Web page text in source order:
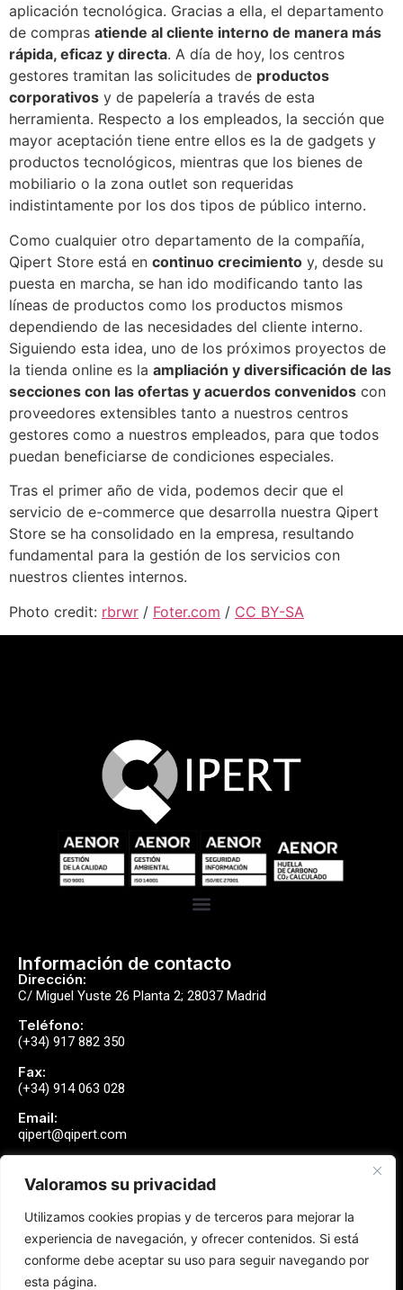
Valoramos su privacidad
Utilizamos cookies propias y de terceros para mejorar la
experiencia de navegación, y ofrecer contenidos. Si está
conforme debe aceptar su uso para seguir navegando por
esta página.
aplicación tecnológica. Gracias a ella, el departamento
de compras atiende al cliente interno de manera más
rápida, eficaz y directa. A día de hoy, los centros
gestores tramitan las solicitudes de productos
corporativos y de papelería a través de esta
herramienta. Respecto a los empleados, la sección que
mayor aceptación tiene entre ellos es la de gadgets y
productos tecnológicos, mientras que los bienes de
mobiliario o la zona outlet son requeridas
indistintamente por los dos tipos de público interno.
Como cualquier otro departamento de la compañía,
Qipert Store está en continuo crecimiento y, desde su
puesta en marcha, se han ido modificando tanto las
líneas de productos como los productos mismos
dependiendo de las necesidades del cliente interno.
Siguiendo esta idea, uno de los próximos proyectos de
la tienda online es la ampliación y diversificación de las
secciones con las ofertas y acuerdos convenidos con
proveedores extensibles tanto a nuestros centros
gestores como a nuestros empleados, para que todos
puedan beneficiarse de condiciones especiales.
Tras el primer año de vida, podemos decir que el
servicio de e-commerce que desarrolla nuestra Qipert
Store se ha consolidado en la empresa, resultando
fundamental para la gestión de los servicios con
nuestros clientes internos.
Photo credit: rbrwr / Foter.com / CC BY-SA
Información de contacto
Dirección:
C/ Miguel Yuste 26 Planta 2; 28037 Madrid
Teléfono:
(+34) 917 882 350
Fax:
(+34) 914 063 028
Email:
qipert@qipert.com